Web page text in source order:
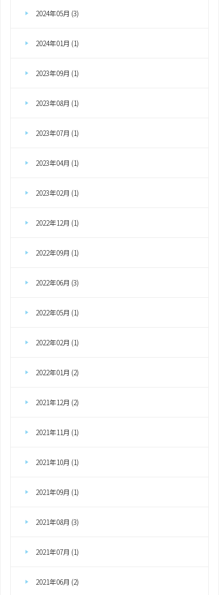
2024年05月 (3)
2024年01月 (1)
2023年09月 (1)
2023年08月 (1)
2023年07月 (1)
2023年04月 (1)
2023年02月 (1)
2022年12月 (1)
2022年09月 (1)
2022年06月 (3)
2022年05月 (1)
2022年02月 (1)
2022年01月 (2)
2021年12月 (2)
2021年11月 (1)
2021年10月 (1)
2021年09月 (1)
2021年08月 (3)
2021年07月 (1)
2021年06月 (2)